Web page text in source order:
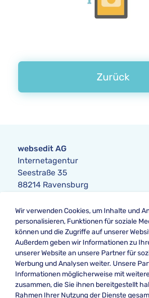
Zurück
websedit AG
Internetagentur
Seestraße 35
88214 Ravensburg
Telefon:+49 751 354104-0
Telefax: +49 751 354104-42
E-Mail:anfrage@websedit.de
Unsere Bewertung bei
★★★★★ Google
Wir verwenden Cookies, um Inhalte und
personalisieren, Funktionen für soziale
können und die Zugriffe auf unserer
Außerdem geben wir Informationen zu
unserer Website an unsere Partner für
Werbung und Analysen weiter. Unsere
Informationen möglicherweise mit
zusammen, die Sie ihnen bereitgestellt
Rahmen Ihrer Nutzung der Dienste